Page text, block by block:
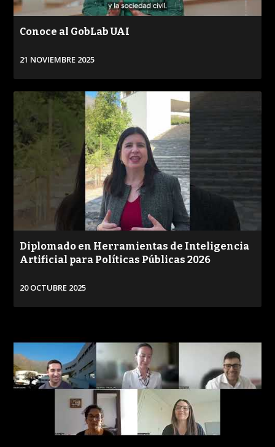
Conoce al GobLab UAI
21 NOVIEMBRE 2025
VER
Diplomado en Herramientas de Inteligencia
Artificial para Políticas Públicas 2026
20 OCTUBRE 2025